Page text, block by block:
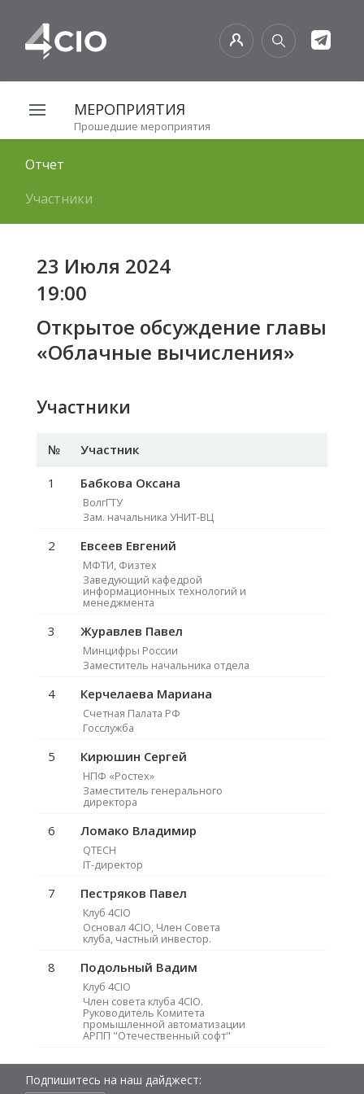
МЕРОПРИЯТИЯ
Прошедшие мероприятия
Отчет
Участники
23 Июля 2024
19:00
Открытое обсуждение главы
«Облачные вычисления»
Участники
№ Участник
1 Бабкова Оксана
ВолгГТУ
Зам. начальника УНИТ-ВЦ
2 Евсеев Евгений
МФТИ, Физтех
Заведующий кафедрой
информационных технологий и
менеджмента
3 Журавлев Павел
Минцифры России
Заместитель начальника отдела
4 Керчелаева Мариана
Счетная Палата РФ
Госслужба
5 Кирюшин Сергей
НПФ «Ростех»
Заместитель генерального
директора
6 Ломако Владимир
QTECH
IT-директор
7 Пестряков Павел
Клуб 4CIO
Основал 4CIO, Член Совета
клуба, частный инвестор.
8 Подольный Вадим
Клуб 4CIO
Член совета клуба 4CIO.
Руководитель Комитета
промышленной автоматизации
АРПП "Отечественный софт"
Подпишитесь на наш дайджест: